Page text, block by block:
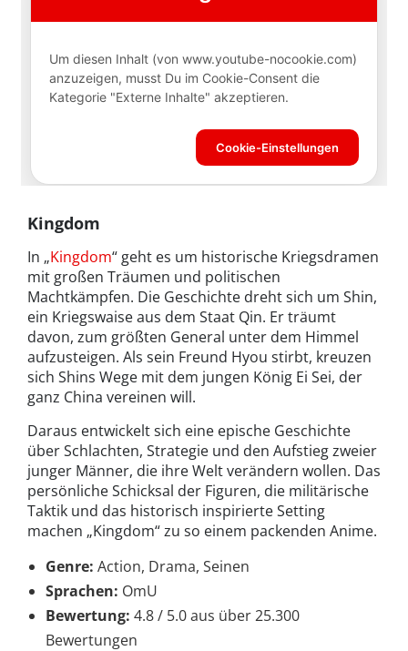
Kingdom
In „Kingdom“ geht es um historische Kriegsdramen
mit großen Träumen und politischen
Machtkämpfen. Die Geschichte dreht sich um Shin,
ein Kriegswaise aus dem Staat Qin. Er träumt
davon, zum größten General unter dem Himmel
aufzusteigen. Als sein Freund Hyou stirbt, kreuzen
sich Shins Wege mit dem jungen König Ei Sei, der
ganz China vereinen will.
Daraus entwickelt sich eine epische Geschichte
über Schlachten, Strategie und den Aufstieg zweier
junger Männer, die ihre Welt verändern wollen. Das
persönliche Schicksal der Figuren, die militärische
Taktik und das historisch inspirierte Setting
machen „Kingdom“ zu so einem packenden Anime.
Genre: Action, Drama, Seinen
Sprachen: OmU
Bewertung: 4.8 / 5.0 aus über 25.300
Bewertungen